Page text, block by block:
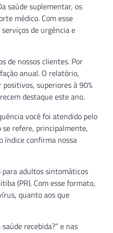
saúde suplementar, os
médico. Com esse
de urgência e
de nossos clientes. Por
anual. O relatório,
superiores à 90%
destaque este ano.
você foi atendido pelo
se refere, principalmente,
índice confirma nossa
para adultos sintomáticos
(PR). Com esse formato,
quanto aos que
recebida?” e nas